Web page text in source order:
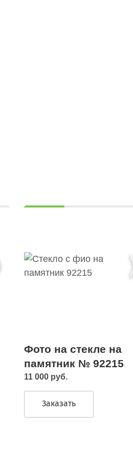
Фото на стекле на
памятник № 92215
11 000 руб.
Заказать